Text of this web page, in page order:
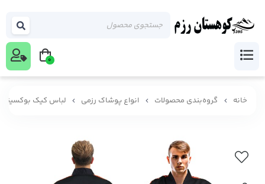
خانه گروه‌بندی محصولات انواع پوشاک رزمی لباس کیک
0